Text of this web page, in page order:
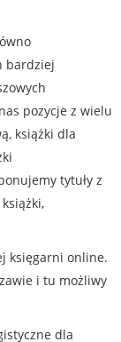
bardziej
pozycje z wielu
książki dla
tytuły z
księgarni online.
i tu możliwy
dla